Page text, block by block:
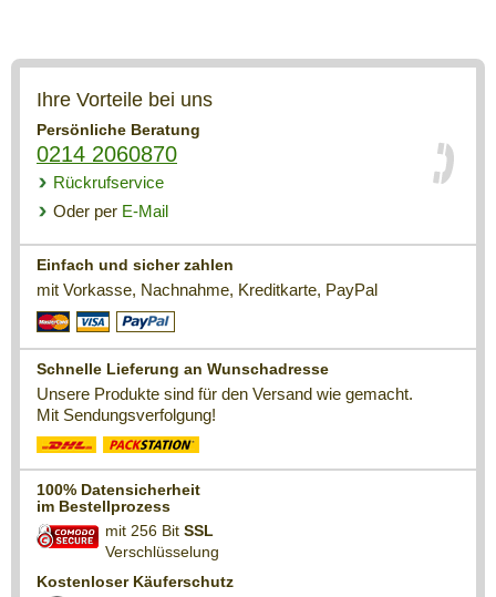
Ihre Vorteile bei uns
Persönliche Beratung
0214 2060870
Rückrufservice
Oder per E-Mail
Einfach und sicher zahlen
mit Vorkasse, Nachnahme, Kreditkarte, PayPal
Schnelle Lieferung an Wunschadresse
Unsere Produkte sind für den Versand wie gemacht.
Mit Sendungsverfolgung!
100% Datensicherheit
im Bestellprozess
mit 256 Bit SSL
Verschlüsselung
Kostenloser Käuferschutz